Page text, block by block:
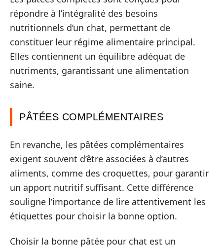
répondre à l’intégralité des besoins
nutritionnels d’un chat, permettant de
constituer leur régime alimentaire principal.
Elles contiennent un équilibre adéquat de
nutriments, garantissant une alimentation
saine.
PÂTÉES COMPLÉMENTAIRES
En revanche, les pâtées complémentaires
exigent souvent d’être associées à d’autres
aliments, comme des croquettes, pour garantir
un apport nutritif suffisant. Cette différence
souligne l’importance de lire attentivement les
étiquettes pour choisir la bonne option.
Choisir la bonne pâtée pour chat est un